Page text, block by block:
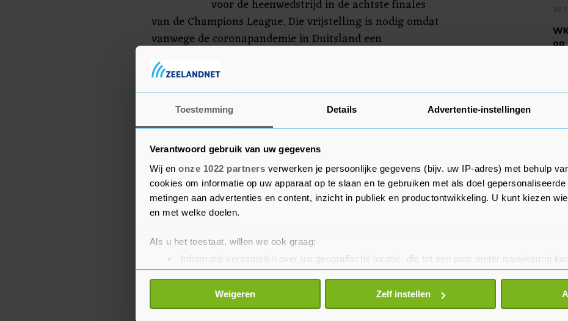
Toestemming Details Advertentie-instellingen
Verantwoord gebruik van uw gegevens
Wij en onze 1022 partners verwerken je persoonlijke gegevens (bijv. uw IP-adres) met behulp
cookies om informatie op uw apparaat op te slaan en te gebruiken met als doel
metingen aan advertenties en content, inzicht in publiek en productontwikkeling. U kunt kiezen
en met welke doelen.
Als u het toestaat, willen we ook graag:
Informatie verzamelen over uw geografische locatie, die tot een paar meter nauwkeurig
Uw apparaat identificeren door het actief te scannen op specifieke eigenschappen
Lees meer over hoe uw persoonlijke gegevens worden verwerkt en stel uw voorkeuren in het
toestemming op elk moment wijzigen of intrekken in de Cookieverklaring.
Weigeren Zelf instellen
voor de heenwedstrijd in de achtste finales
van de Champions League. Die vrijstelling is nodig omdat
vanwege de coronapandemie in Duitsland een
Koninkrijk.
De richtlijnen van de Europese voetbalbond schrijven
voor dat als Leipzig de wedstrijd niet kan laten spelen,
op